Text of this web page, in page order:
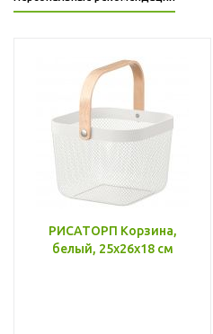
РИСАТОРП Корзина,
белый, 25x26x18 см